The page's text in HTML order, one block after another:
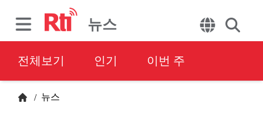
뉴스
전체보기 인기 이번 주
/ 뉴스